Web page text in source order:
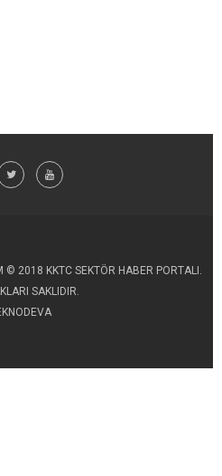
© 2018 KKTC SEKTÖR HABER PORTALI.
SAKLIDIR.